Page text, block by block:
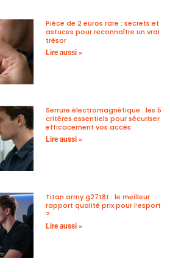
Pièce de 2 euros rare : secrets et
astuces pour reconnaître un vrai
trésor
Lire aussi »
Serrure électromagnétique : les 5
critères essentiels pour sécuriser
efficacement vos accès
Lire aussi »
Titan army g27t8t : le meilleur
rapport qualité prix pour l’esport
?
Lire aussi »